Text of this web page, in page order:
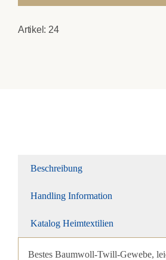
Artikel: 24
Beschreibung
Handling Information
Katalog Heimtextilien
Bestes Baumwoll-Twill-Gewebe,